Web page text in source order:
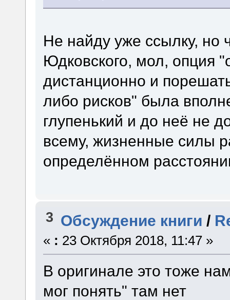
Не найду уже ссылку, но
Юдковского, мол, опция
дистанционно и
либо рисков" была
глупенький и до неё не
всему, жизненные силы
определённом
3 Обсуждение книги /
« : 23 Октября 2018, 11:47 »
В оригинале это тоже
мог понять" там нет